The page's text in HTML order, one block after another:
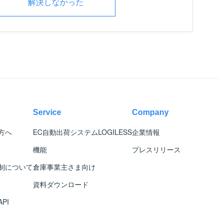
解決しなかった
へ
について
Service
EC自動出荷システムLOGILESS
機能
倉庫事業主さま向け
資料ダウンロード
Company
企業情報
プレスリリース